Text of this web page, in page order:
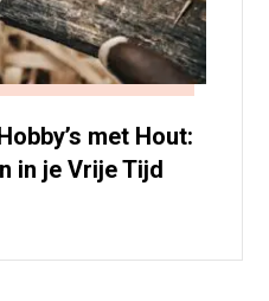
met Hout:
in je Vrije Tijd